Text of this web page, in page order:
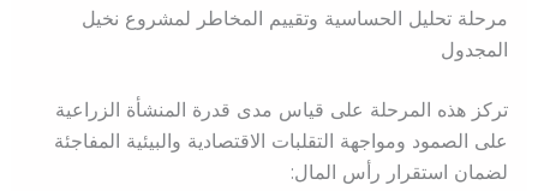
مرحلة تحليل الحساسية وتقييم المخاطر لمشروع نخيل
المجدول
تركز هذه المرحلة على قياس مدى قدرة المنشأة الزراعية
على الصمود ومواجهة التقلبات الاقتصادية والبيئية المفاجئة
لضمان استقرار رأس المال: